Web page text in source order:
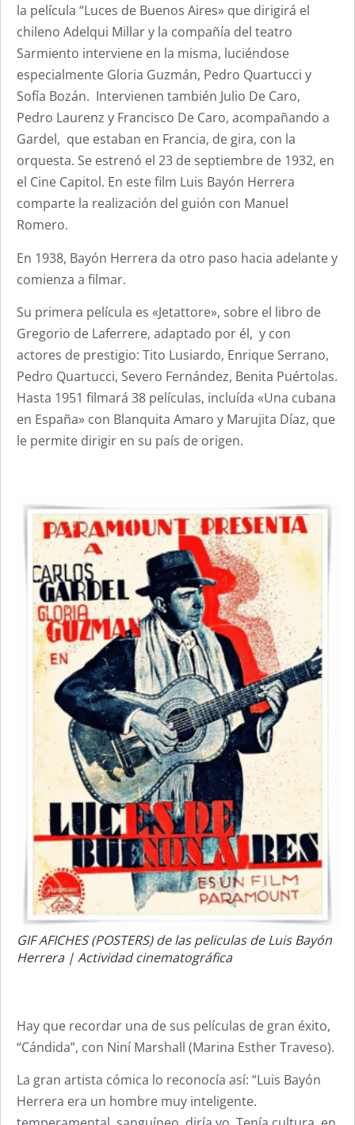
la película “Luces de Buenos Aires» que dirigirá el
chileno Adelqui Millar y la compañía del teatro
Sarmiento interviene en la misma, luciéndose
especialmente Gloria Guzmán, Pedro Quartucci y
Sofía Bozán. Intervienen también Julio De Caro,
Pedro Laurenz y Francisco De Caro, acompañando a
Gardel, que estaban en Francia, de gira, con la
orquesta. Se estrenó el 23 de septiembre de 1932, en
el Cine Capitol. En este film Luis Bayón Herrera
comparte la realización del guión con Manuel
Romero.
En 1938, Bayón Herrera da otro paso hacia adelante y
comienza a filmar.
Su primera película es «Jetattore», sobre el libro de
Gregorio de Laferrere, adaptado por él, y con
actores de prestigio: Tito Lusiardo, Enrique Serrano,
Pedro Quartucci, Severo Fernández, Benita Puértolas.
Hasta 1951 filmará 38 películas, incluída «Una cubana
en España» con Blanquita Amaro y Marujita Díaz, que
le permite dirigir en su país de origen.
GIF AFICHES (POSTERS) de las peliculas de Luis Bayón
Herrera | Actividad cinematográfica
Hay que recordar una de sus películas de gran éxito,
“Cándida”, con Niní Marshall (Marina Esther Traveso).
La gran artista cómica lo reconocía así: “Luis Bayón
Herrera era un hombre muy inteligente.